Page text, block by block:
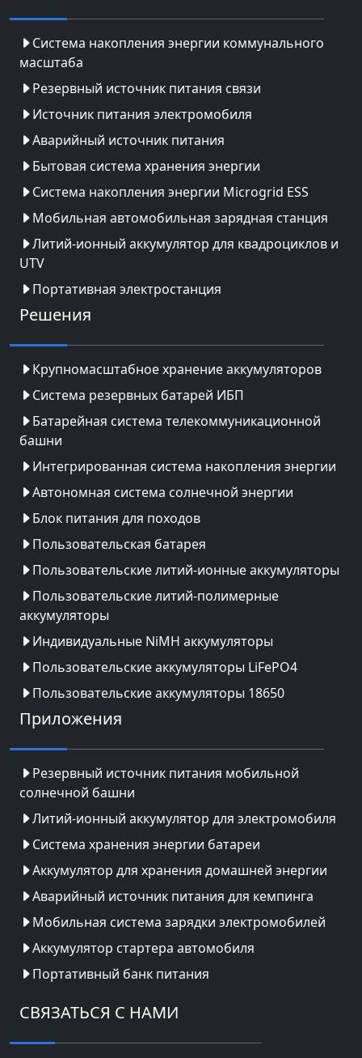
Система накопления энергии коммунального
масштаба
Резервный источник питания связи
Источник питания электромобиля
Аварийный источник питания
Бытовая система хранения энергии
Система накопления энергии Microgrid ESS
Мобильная автомобильная зарядная станция
Литий-ионный аккумулятор для квадроциклов и
UTV
Портативная электростанция
Решения
Крупномасштабное хранение аккумуляторов
Система резервных батарей ИБП
Батарейная система телекоммуникационной
башни
Интегрированная система накопления энергии
Автономная система солнечной энергии
Блок питания для походов
Пользовательская батарея
Пользовательские литий-ионные аккумуляторы
Пользовательские литий-полимерные
аккумуляторы
Индивидуальные NiMH аккумуляторы
Пользовательские аккумуляторы LiFePO4
Пользовательские аккумуляторы 18650
Приложения
Резервный источник питания мобильной
солнечной башни
Литий-ионный аккумулятор для электромобиля
Система хранения энергии батареи
Аккумулятор для хранения домашней энергии
Аварийный источник питания для кемпинга
Мобильная система зарядки электромобилей
Аккумулятор стартера автомобиля
Портативный банк питания
СВЯЗАТЬСЯ С НАМИ